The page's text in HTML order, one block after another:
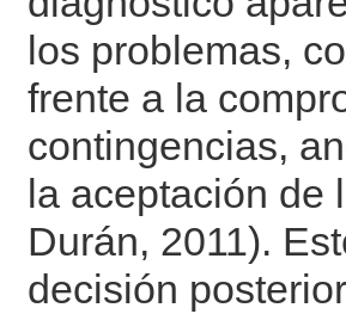
los problemas,
frente a la
contingencias,
la aceptación de
Durán, 2011).
decisión